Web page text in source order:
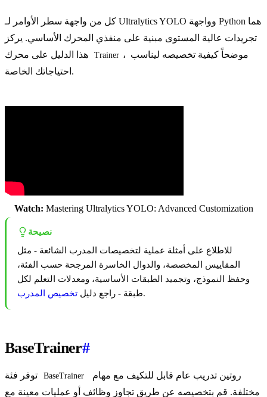
كل من واجهة سطر الأوامر لـ Ultralytics YOLO وواجهة Python هما
تجريدات عالية المستوى مبنية على منفذي المحرك الأساسي. يركز
Trainer ، موضحاً كيفية تخصيصه ليناسب
احتياجاتك الخاصة.
Watch: Mastering Ultralytics YOLO: Advanced Customization
نصيحة
للاطلاع على أمثلة عملية لتخصيصات المدرب الشائعة - مثل
المقاييس المخصصة، والدوال الخاسرة المرجحة حسب الفئة،
وحفظ النموذج، وتجميد الطبقات الأساسية، ومعدلات التعلم لكل
طبقة - راجع دليل تخصيص المدرب .
BaseTrainer#
BaseTrainer
مختلفة. قم بتخصيصه عن طريق تجاوز وظائف أو عمليات معينة مع